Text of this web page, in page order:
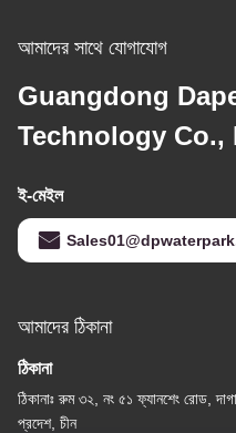
আমাদের সাথে যোগাযোগ
Guangdong
Technology Co.,
ই-মেইল
আমাদের ঠিকানা
ঠিকানা
ঠিকানাঃ রুম ৩২, নং ৫১ ফ্যানশেং রোড,
প্রদেশ, চীন